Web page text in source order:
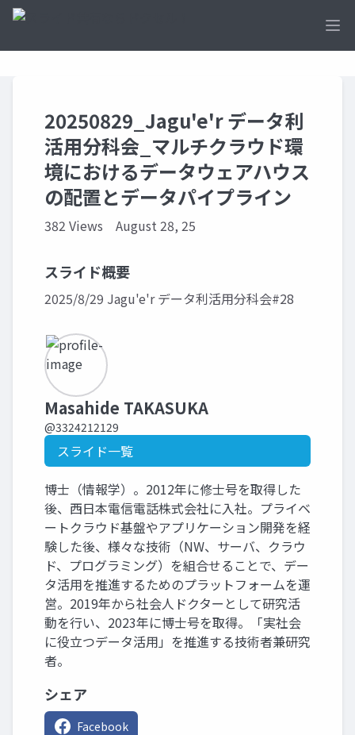
20250829_Jagu'e'r データ利
活用分科会_マルチクラウド環
境におけるデータウェアハウス
の配置とデータパイプライン
382 Views August 28, 25
スライド概要
2025/8/29 Jagu'e'r データ利活用分科会#28
Masahide TAKASUKA
@3324212129
スライド一覧
博士（情報学）。2012年に修士号を取得した
後、西日本電信電話株式会社に入社。プライベ
ートクラウド基盤やアプリケーション開発を経
験した後、様々な技術（NW、サーバ、クラウ
ド、プログラミング）を組合せることで、デー
タ活用を推進するためのプラットフォームを運
営。2019年から社会人ドクターとして研究活
動を行い、2023年に博士号を取得。「実社会
に役立つデータ活用」を推進する技術者兼研究
者。
シェア
Facebook